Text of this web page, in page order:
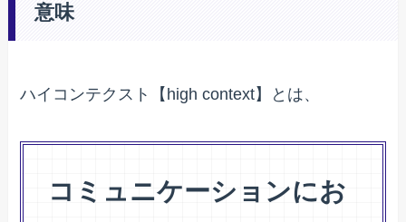
意味
ハイコンテクスト【high context】とは、
コミュニケーションにお